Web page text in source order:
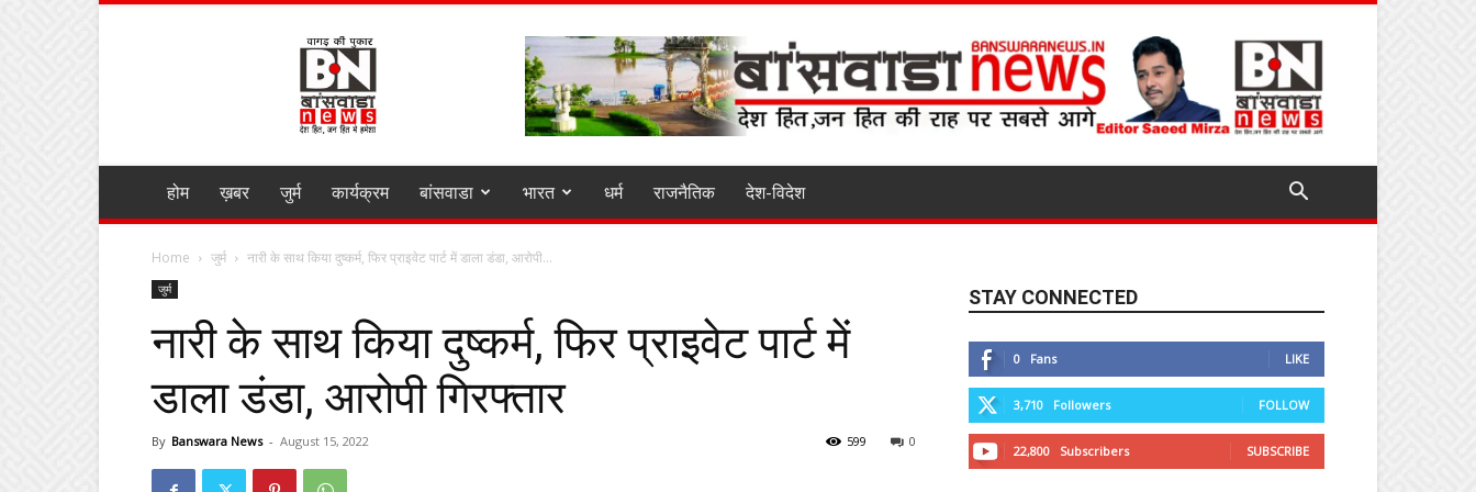
BANSWARA
NEWS
MIRZA
होम ख़बर जुर्म कार्यक्रम बांसवाडा भारत धर्म राजनैतिक देश-विदेश
Home जुर्म नारी के साथ किया दुष्कर्म, फिर प्राइवेट पार्ट में डाला डंडा, आरोपी...
जुर्म
नारी के साथ किया दुष्कर्म, फिर प्राइवेट पार्ट में
डाला डंडा, आरोपी गिरफ्तार
By Banswara News - August 15, 2022 0
599
STAY CONNECTED
0 Fans LIKE
3,710 Followers FOLLOW
22,800 Subscribers SUBSCRIBE